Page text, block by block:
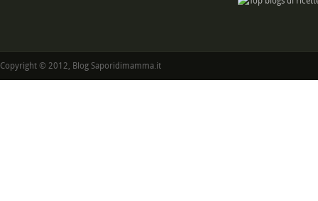
Copyright © 2012, Blog Saporidimamma.it